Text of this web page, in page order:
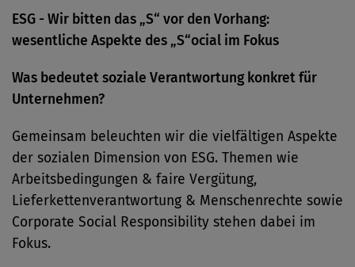
ESG - Wir bitten das „S“ vor den Vorhang:
wesentliche Aspekte des „S“ocial im Fokus
Was bedeutet soziale Verantwortung konkret für
Unternehmen?
Gemeinsam beleuchten wir die vielfältigen Aspekte
der sozialen Dimension von ESG. Themen wie
Arbeitsbedingungen & faire Vergütung,
Lieferkettenverantwortung & Menschenrechte sowie
Corporate Social Responsibility stehen dabei im
Fokus.